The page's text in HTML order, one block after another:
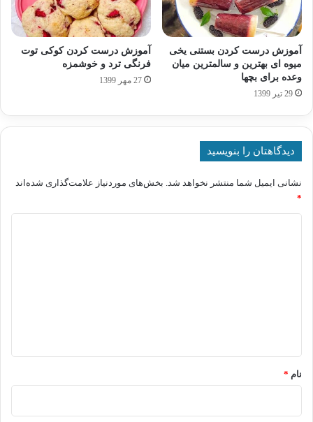
آموزش درست کردن بستنی یخی
میوه ای بهترین و سالمترین میان
وعده برای بچها
29 تیر 1399
آموزش درست کردن کوکی توت
فرنگی ترد و خوشمزه
27 مهر 1399
دیدگاهتان را بنویسید
نشانی ایمیل شما منتشر نخواهد شد. بخش‌های موردنیاز علامت‌گذاری شده‌اند
*
نام *